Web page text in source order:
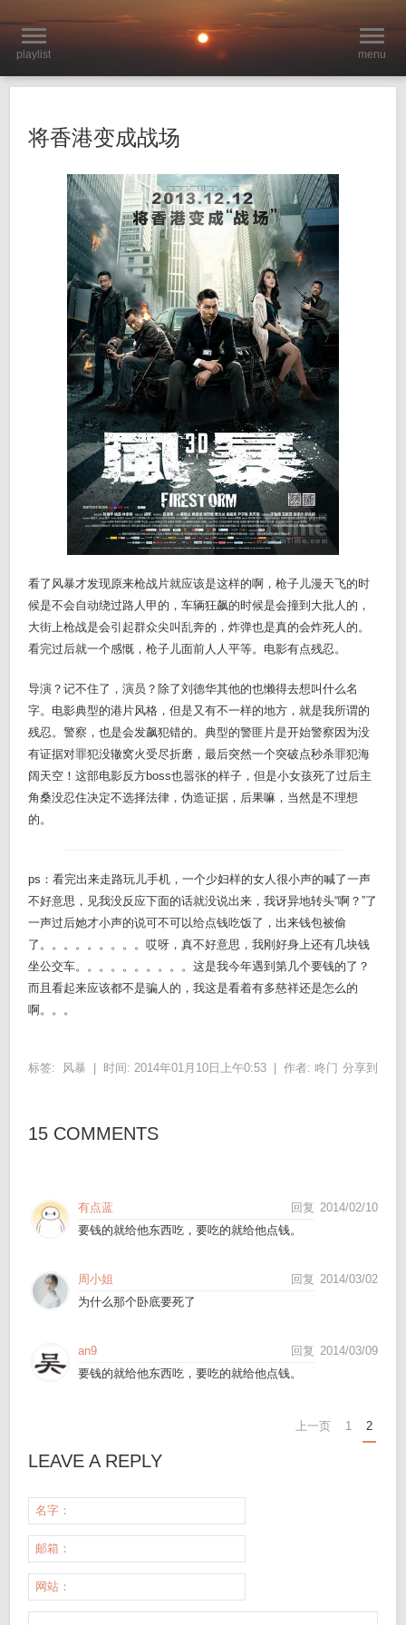
playlist menu
将香港变成战场
看了风暴才发现原来枪战片就应该是这样的啊，枪子儿漫天飞的时
候是不会自动绕过路人甲的，车辆狂飙的时候是会撞到大批人的，
大街上枪战是会引起群众尖叫乱奔的，炸弹也是真的会炸死人的。
看完过后就一个感慨，枪子儿面前人人平等。电影有点残忍。
导演？记不住了，演员？除了刘德华其他的也懒得去想叫什么名
字。电影典型的港片风格，但是又有不一样的地方，就是我所谓的
残忍。警察，也是会发飙犯错的。典型的警匪片是开始警察因为没
有证据对罪犯没辙窝火受尽折磨，最后突然一个突破点秒杀罪犯海
阔天空！这部电影反方boss也嚣张的样子，但是小女孩死了过后主
角桑没忍住决定不选择法律，伪造证据，后果嘛，当然是不理想
的。
ps：看完出来走路玩儿手机，一个少妇样的女人很小声的喊了一声
不好意思，见我没反应下面的话就没说出来，我讶异地转头“啊？”了
一声过后她才小声的说可不可以给点钱吃饭了，出来钱包被偷
了。。。。。。。。。哎呀，真不好意思，我刚好身上还有几块钱
坐公交车。。。。。。。。。。这是我今年遇到第几个要钱的了？
而且看起来应该都不是骗人的，我这是看着有多慈祥还是怎么的
啊。。。
标签: 风暴 时间: 2014年01月10日上午0:53 |作者: 咚门 分享到
15 COMMENTS
2014/02/10
有点蓝
回复
要钱的就给他东西吃，要吃的就给他点钱。
2014/03/02
周小姐
回复
为什么那个卧底要死了
2014/03/09
an9
回复
要钱的就给他东西吃，要吃的就给他点钱。
上一页 1 2
LEAVE A REPLY
名字：
邮箱：
网站：